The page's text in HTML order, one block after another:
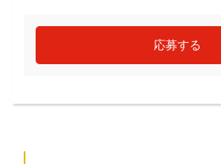
応募する